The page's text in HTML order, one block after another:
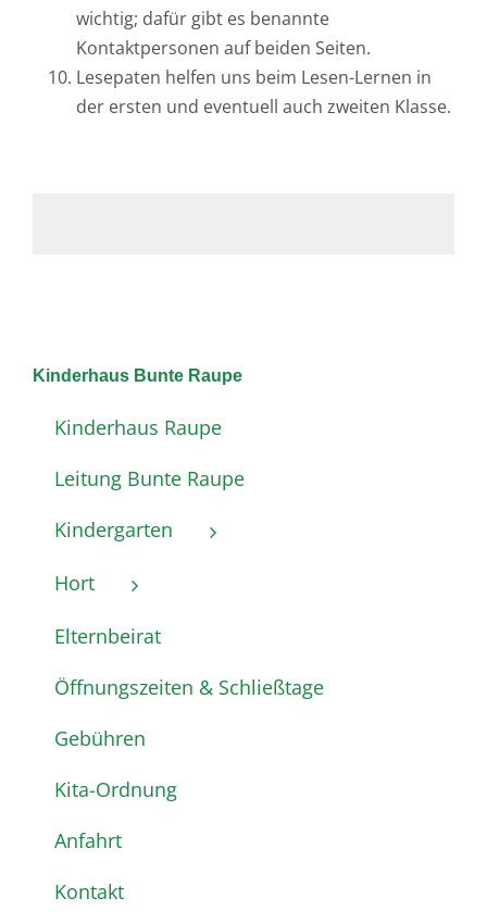
wichtig; dafür gibt es benannte
Kontaktpersonen auf beiden Seiten.
Lesepaten helfen uns beim Lesen-Lernen in
der ersten und eventuell auch zweiten Klasse.
Kinderhaus Bunte Raupe
Kinderhaus Raupe
Leitung Bunte Raupe
Kindergarten
Hort
Elternbeirat
Öffnungszeiten & Schließtage
Gebühren
Kita-Ordnung
Anfahrt
Kontakt